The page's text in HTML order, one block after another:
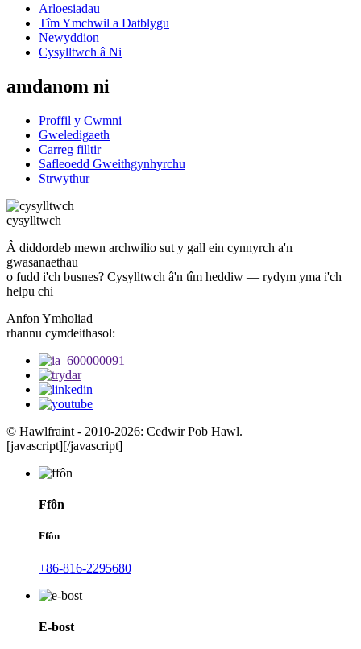
Arloesiadau
Tîm Ymchwil a Datblygu
Newyddion
Cysylltwch â Ni
amdanom ni
Proffil y Cwmni
Gweledigaeth
Carreg filltir
Safleoedd Gweithgynhyrchu
Strwythur
cysylltwch
Â diddordeb mewn archwilio sut y gall ein cynnyrch a'n
gwasanaethau
o fudd i'ch busnes? Cysylltwch â'n tîm heddiw — rydym yma i'ch
helpu chi
Anfon Ymholiad
rhannu cymdeithasol:
© Hawlfraint - 2010-2026: Cedwir Pob Hawl.
[javascript][/javascript]
Ffôn
Ffôn
+86-816-2295680
E-bost